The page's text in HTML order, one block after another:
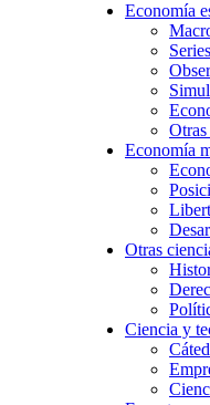
Economía
Economía
Otras
Ciencia y